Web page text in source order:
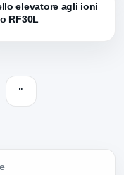
elevatore agli ioni
RF30L
"